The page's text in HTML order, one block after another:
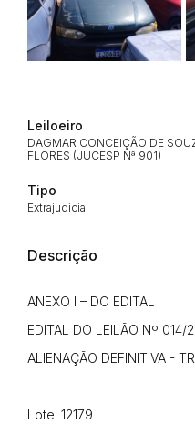
Leiloeiro
DAGMAR CONCEIÇÃO DE
FLORES (JUCESP Nª 901)
Tipo
Extrajudicial
Descrição
ANEXO I – DO EDITAL
EDITAL DO LEILÃO Nº 014/
ALIENAÇÃO DEFINITIVA -
Lote: 12179